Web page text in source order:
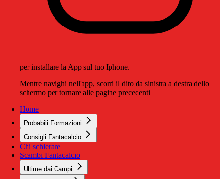
per installare la App sul tuo Iphone.
Mentre navighi nell'app, scorri il dito da sinistra a destra dello
schermo per tornare alle pagine precedenti
Home
Probabili Formazioni
Consigli Fantacalcio
Chi schierare
Scambi Fantacalcio
Ultime dai Campi